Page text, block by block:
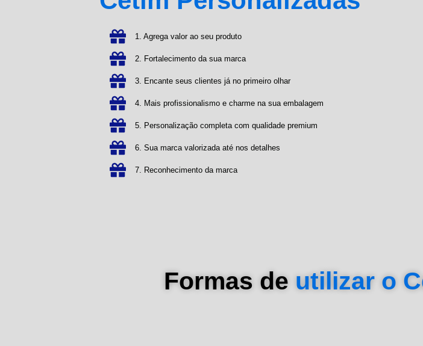
1. Agrega valor ao seu produto
2. Fortalecimento da sua marca
3. Encante seus clientes já no primeiro olhar
4. Mais profissionalismo e charme na sua embalagem
5. Personalização completa com qualidade premium
6. Sua marca valorizada até nos detalhes
7. Reconhecimento da marca
Formas de utilizar o